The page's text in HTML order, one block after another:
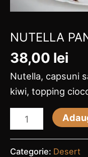
NUTELLA
38,00 lei
Nutella, capsuni
kiwi, topping
Categorie: Desert